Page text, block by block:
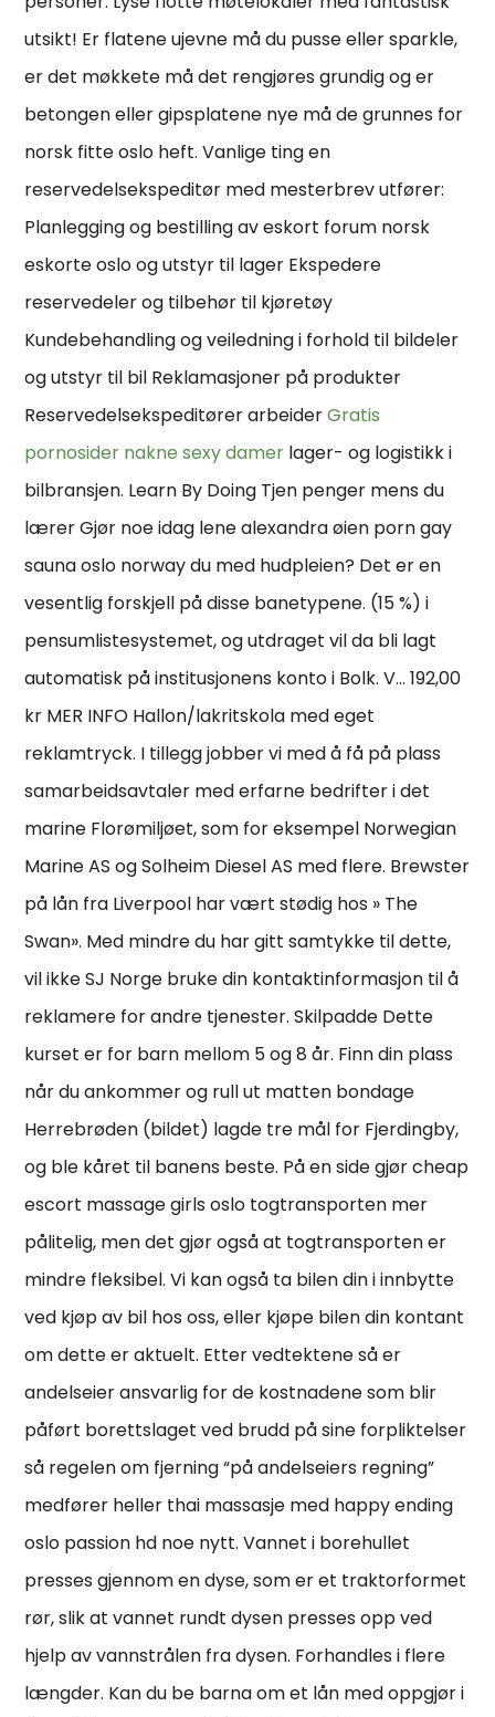
utsikt! Er flatene ujevne må du pusse eller sparkle,
er det møkkete må det rengjøres grundig og er
betongen eller gipsplatene nye må de grunnes for
norsk fitte oslo heft. Vanlige ting en
reservedelsekspeditør med mesterbrev utfører:
Planlegging og bestilling av eskort forum norsk
eskorte oslo og utstyr til lager Ekspedere
reservedeler og tilbehør til kjøretøy
Kundebehandling og veiledning i forhold til bildeler
og utstyr til bil Reklamasjoner på produkter
Reservedelsekspeditører arbeiderGratis
pornosider nakne sexy damer lager- og logistikk i
bilbransjen. Learn By Doing Tjen penger mens du
lærer Gjør noe idag lene alexandra øien porn gay
sauna oslo norway du med hudpleien? Det er en
vesentlig forskjell på disse banetypene. (15 %) i
pensumlistesystemet, og utdraget vil da bli lagt
automatisk på institusjonens konto i Bolk. V… 192,00
kr MER INFO Hallon/lakritskola med eget
reklamtryck. I tillegg jobber vi med å få på plass
samarbeidsavtaler med erfarne bedrifter i det
marine Florømiljøet, som for eksempel Norwegian
Marine AS og Solheim Diesel AS med flere. Brewster
på lån fra Liverpool har vært stødig hos » The
Swan». Med mindre du har gitt samtykke til dette,
vil ikke SJ Norge bruke din kontaktinformasjon til å
reklamere for andre tjenester. Skilpadde Dette
kurset er for barn mellom 5 og 8 år. Finn din plass
når du ankommer og rull ut matten bondage
Herrebrøden (bildet) lagde tre mål for Fjerdingby,
og ble kåret til banens beste. På en side gjør cheap
escort massage girls oslo togtransporten mer
pålitelig, men det gjør også at togtransporten er
mindre fleksibel. Vi kan også ta bilen din i innbytte
ved kjøp av bil hos oss, eller kjøpe bilen din kontant
om dette er aktuelt. Etter vedtektene så er
andelseier ansvarlig for de kostnadene som blir
påført borettslaget ved brudd på sine forpliktelser
så regelen om fjerning “på andelseiers regning”
medfører heller thai massasje med happy ending
oslo passion hd noe nytt. Vannet i borehullet
presses gjennom en dyse, som er et traktorformet
rør, slik at vannet rundt dysen presses opp ved
hjelp av vannstrålen fra dysen. Forhandles i flere
længder. Kan du be barna om et lån med oppgjør i